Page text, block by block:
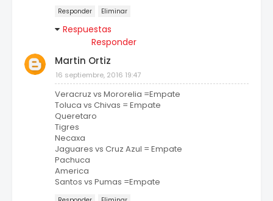
Responder Eliminar
Respuestas
Responder
Martin Ortiz
16 septiembre, 2016 19:47
Veracruz vs Mororelia =Empate
Toluca vs Chivas = Empate
Queretaro
Tigres
Necaxa
Jaguares vs Cruz Azul = Empate
Pachuca
America
Santos vs Pumas =Empate